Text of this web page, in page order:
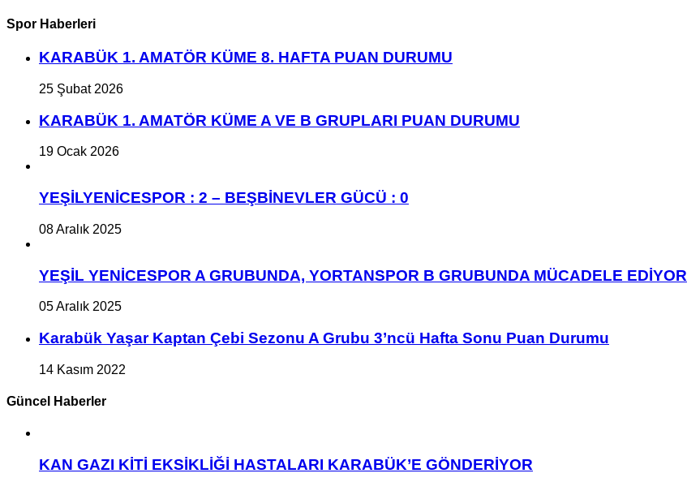
Spor Haberleri
KARABÜK 1. AMATÖR KÜME 8. HAFTA PUAN DURUMU
25 Şubat 2026
KARABÜK 1. AMATÖR KÜME A VE B GRUPLARI PUAN DURUMU
19 Ocak 2026
YEŞİLYENİCESPOR : 2 – BEŞBİNEVLER GÜCÜ : 0
08 Aralık 2025
YEŞİL YENİCESPOR A GRUBUNDA, YORTANSPOR B GRUBUNDA MÜCADELE EDİYOR
05 Aralık 2025
Karabük Yaşar Kaptan Çebi Sezonu A Grubu 3’ncü Hafta Sonu Puan Durumu
14 Kasım 2022
Güncel Haberler
KAN GAZI KİTİ EKSİKLİĞİ HASTALARI KARABÜK’E GÖNDERİYOR